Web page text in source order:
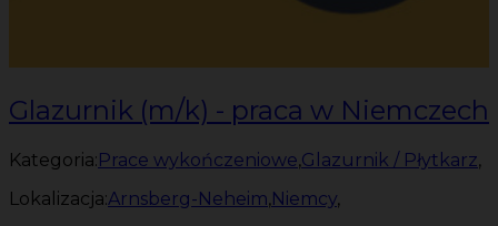
Glazurnik (m/k) - praca w Niemczech
Kategoria:Prace wykończeniowe,Glazurnik / Płytkarz,
Lokalizacja:Arnsberg-Neheim,Niemcy,